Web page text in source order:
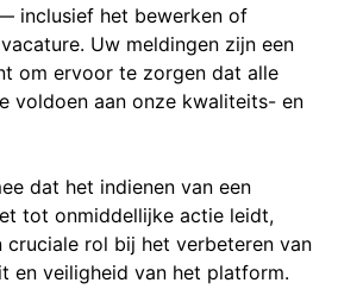
inclusief het bewerken of
Uw meldingen zijn een
om ervoor te zorgen dat alle
voldoen aan onze kwaliteits- en
dat het indienen van een
tot onmiddellijke actie leidt,
cruciale rol bij het verbeteren van
en veiligheid van het platform.